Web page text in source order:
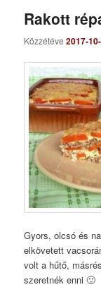
Rakott
Közzétéve2017-
Gyors, olcsó és
elkövetett
volt a hűtő,
szeretnék enni 🙂